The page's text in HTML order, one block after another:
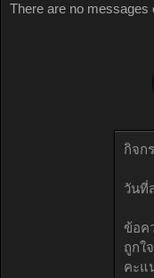
กิจก
วันที่
ข้อค
ถูกใ
คะแ
There are no messages